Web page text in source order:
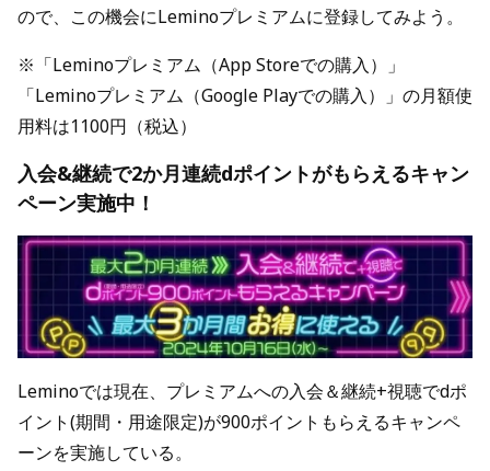
ので、この機会にLeminoプレミアムに登録してみよう。
※「Leminoプレミアム（App Storeでの購入）」
「Leminoプレミアム（Google Playでの購入）」の月額使
用料は1100円（税込）
入会&継続で2か月連続dポイントがもらえるキャン
ペーン実施中！
Leminoでは現在、プレミアムへの入会＆継続+視聴でdポ
イント(期間・用途限定)が900ポイントもらえるキャンペ
ーンを実施している。